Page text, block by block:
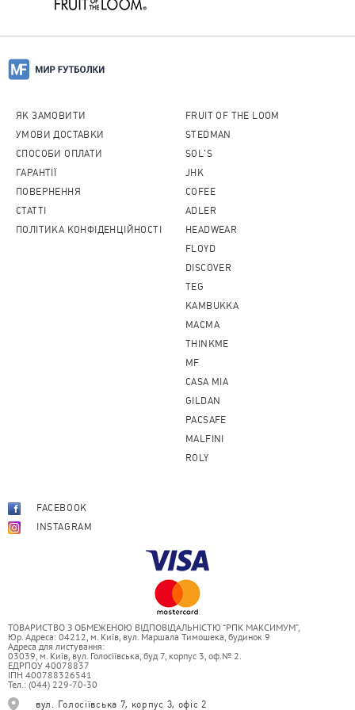
ЯК ЗАМОВИТИ
УМОВИ ДОСТАВКИ
СПОСОБИ ОПЛАТИ
ГАРАНТІЇ
ПОВЕРНЕННЯ
CТАТТІ
ПОЛІТИКА КОНФІДЕНЦІЙНОСТІ
FRUIT OF THE LOOM
STEDMAN
SOL'S
JHK
COFEE
ADLER
HEADWEAR
FLOYD
DISCOVER
TEG
KAMBUKKA
MACMA
THINKME
MF
CASA MIA
GILDAN
PACSAFE
MALFINI
ROLY
FACEBOOK
INSTAGRAM
ТОВАРИСТВО З ОБМЕЖЕНОЮ ВІДПОВІДАЛЬНІСТЮ “РПК МАКСИМУМ”,
Юр. Адреса: 04212, м. Київ, вул. Маршала Тимошека, будинок 9
Адреса для листування:
03039, м. Київ, вул. Голосіївська, буд 7, корпус 3, оф.№ 2.
ЕДРПОУ 40078837
ІПН 400788326541
Тел.: (044) 229-70-30
вул. Голосіївська 7, корпус 3, офіс 2